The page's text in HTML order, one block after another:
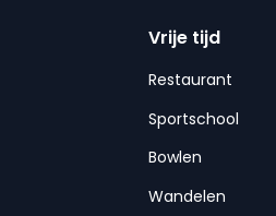
Vrije tijd
Restaurant
Sportschool
Bowlen
Wandelen